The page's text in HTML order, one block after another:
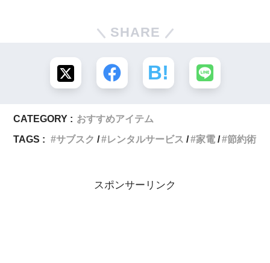
SHARE
CATEGORY : おすすめアイテム
TAGS :
サブスク レンタルサービス 家電 節約術
スポンサーリンク